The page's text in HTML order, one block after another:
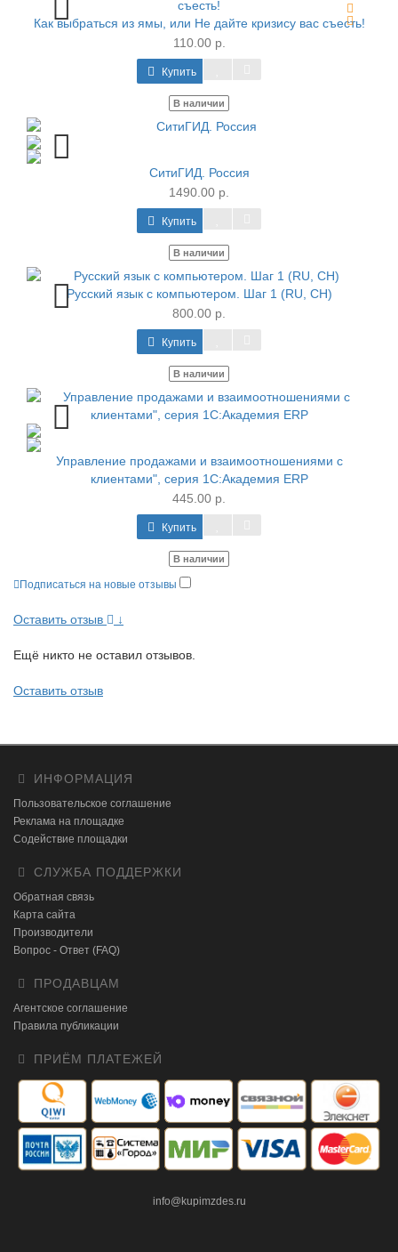
Как выбраться из ямы, или Не дайте кризису вас съесть!
110.00 р.
Купить
В наличии
СитиГИД. Россия
1490.00 р.
Купить
В наличии
Русский язык с компьютером. Шаг 1 (RU, CH)
800.00 р.
Купить
В наличии
Управление продажами и взаимоотношениями с
клиентами", серия 1С:Академия ERP
445.00 р.
Купить
В наличии
Подписаться на новые отзывы
Оставить отзыв ↓
Ещё никто не оставил отзывов.
Оставить отзыв
ИНФОРМАЦИЯ
Пользовательское соглашение
Реклама на площадке
Содействие площадки
СЛУЖБА ПОДДЕРЖКИ
Обратная связь
Карта сайта
Производители
Вопрос - Ответ (FAQ)
ПРОДАВЦАМ
Агентское соглашение
Правила публикации
ПРИЁМ ПЛАТЕЖЕЙ
info@kupimzdes.ru